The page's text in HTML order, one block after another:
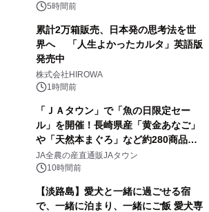
5時間前
累計2万箱販売、日本発の思考法を世
界へ 「人生よかったカルタ」英語版
発売中
株式会社HIROWA
1時間前
「ＪＡタウン」で「魚の日限定セー
ル」を開催！長崎県産「黄金あなご」
や「天然本まぐろ」など約280商品を
販売！～毎月１０日の定例企画～
JA全農の産直通販JAタウン
10時間前
【淡路島】愛犬と一緒に過ごせる宿
で、一緒に泊まり、一緒にご飯 愛犬専